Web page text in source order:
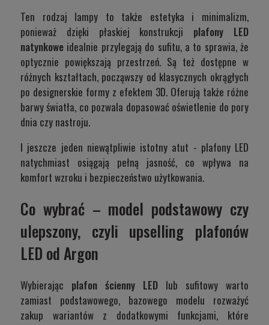
Ten rodzaj lampy to także estetyka i minimalizm,
ponieważ dzięki płaskiej konstrukcji plafony LED
natynkowe idealnie przylegają do sufitu, a to sprawia, że
optycznie powiększają przestrzeń. Są też dostępne w
różnych kształtach, począwszy od klasycznych okrągłych
po designerskie formy z efektem 3D. Oferują także różne
barwy światła, co pozwala dopasować oświetlenie do pory
dnia czy nastroju.
I jeszcze jeden niewątpliwie istotny atut - plafony LED
natychmiast osiągają pełną jasność, co wpływa na
komfort wzroku i bezpieczeństwo użytkowania.
Co wybrać – model podstawowy czy
ulepszony, czyli upselling plafonów
LED od Argon
Wybierając plafon ścienny LED lub sufitowy warto
zamiast podstawowego, bazowego modelu rozważyć
zakup wariantów z dodatkowymi funkcjami, które